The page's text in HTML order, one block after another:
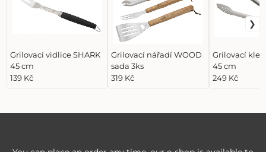
Grilovací vidlice SHARK
45 cm
139 Kč
Grilovací nářadí WOOD
sada 3ks
319 Kč
Grilovací
45 cm
249 Kč